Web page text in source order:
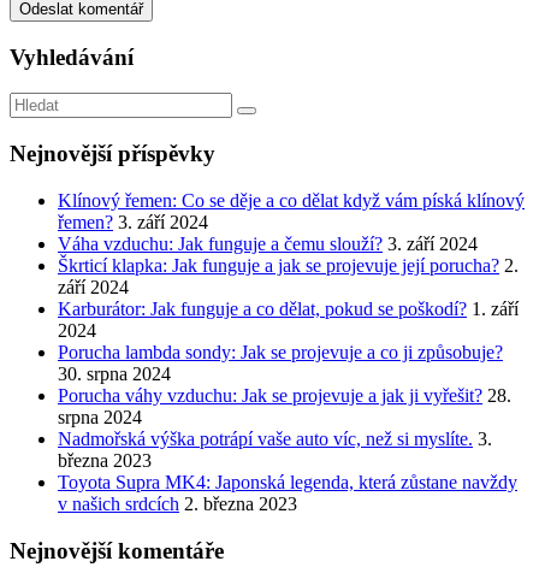
Vyhledávání
Nejnovější příspěvky
Klínový řemen: Co se děje a co dělat když vám píská klínový
řemen? 3. září 2024
Váha vzduchu: Jak funguje a čemu slouží? 3. září 2024
Škrticí klapka: Jak funguje a jak se projevuje její porucha? 2.
září 2024
Karburátor: Jak funguje a co dělat, pokud se poškodí? 1. září
2024
Porucha lambda sondy: Jak se projevuje a co ji způsobuje?
30. srpna 2024
Porucha váhy vzduchu: Jak se projevuje a jak ji vyřešit? 28.
srpna 2024
Nadmořská výška potrápí vaše auto víc, než si myslíte. 3.
března 2023
Toyota Supra MK4: Japonská legenda, která zůstane navždy
v našich srdcích 2. března 2023
Nejnovější komentáře